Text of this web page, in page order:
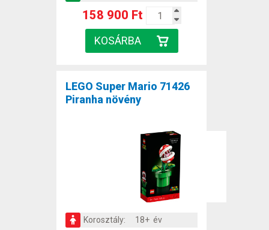
158 900 Ft
LEGO Super Mario 71426
Piranha növény
Korosztály:
18+ év